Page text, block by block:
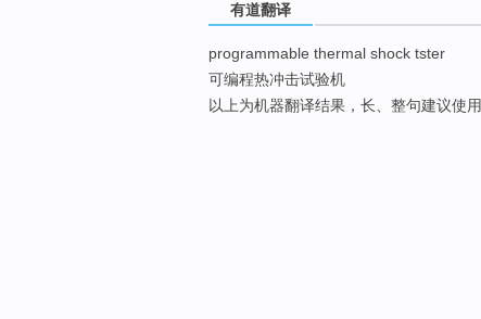
有道翻译
programmable thermal shock tster
可编程热冲击试验机
以上为机器翻译结果，长、整句建议使用